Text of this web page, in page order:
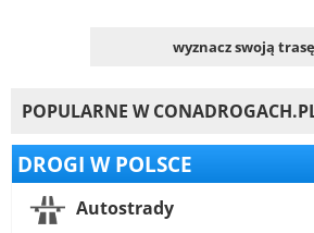
wyznacz swoją trasę
POPULARNE W
DROGI W POLSCE
Autostrady